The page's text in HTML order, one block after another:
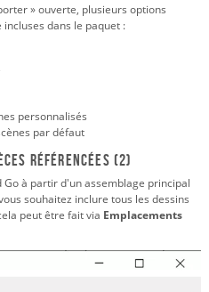
» ouverte, plusieurs options
dans le paquet :
personnalisés
par défaut
référencées (2)
Go à partir d'un assemblage principal
souhaitez inclure tous les dessins
peut être fait via Emplacements